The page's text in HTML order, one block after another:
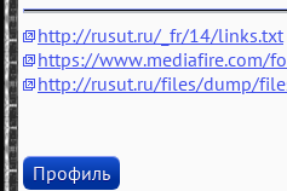
http://rusut.ru/_fr/14/links.txt
https://www.mediafire.com/
http://rusut.ru/files/dump/
Профиль